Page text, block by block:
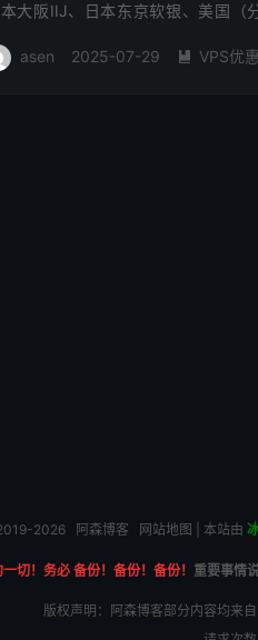
大阪IIJ、日本东京软银、美国（
asen 2025-07-29  VPS优惠
2026 阿森博客 网站地图 | 本站由
切！务必 备份！备份！备份！ 重要事情
版权声明：阿森博客部分内容均来